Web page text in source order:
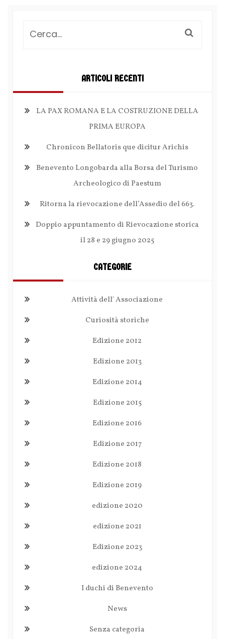
ARTICOLI RECENTI
LA PAX ROMANA E LA COSTRUZIONE DELLA
PRIMA EUROPA
Chronicon Bellatoris que dicitur Arichis
Benevento Longobarda alla Borsa del Turismo
Archeologico di Paestum
Ritorna la rievocazione dell’Assedio del 663.
Doppio appuntamento di Rievocazione storica
il 28 e 29 giugno 2025
CATEGORIE
Attività dell' Associazione
Curiosità storiche
Edizione 2012
Edizione 2013
Edizione 2014
Edizione 2015
Edizione 2016
Edizione 2017
Edizione 2018
Edizione 2019
edizione 2020
edizione 2021
Edizione 2023
edizione 2024
I duchi di Benevento
News
Senza categoria